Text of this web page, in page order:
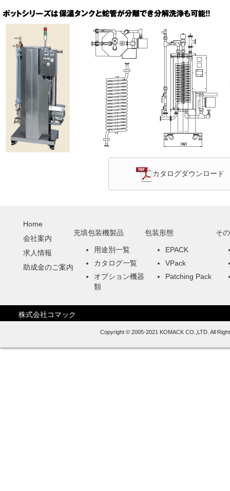
カタログダウンロード
Home
会社案内
求人情報
助成金のご案内
充填包装機製品
用途別一覧
カタログ一覧
オプション機器
類
包装形態
EPACK
VPack
Patching Pack
そ
株式会社コマック
Copyright © 2005-2021 KOMACK CO.,LTD. All